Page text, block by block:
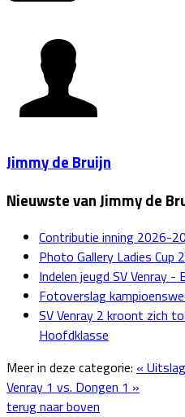
Jimmy de Bruijn
Nieuwste van Jimmy de
Contributie inning 2026-
Photo Gallery Ladies Cup
Indelen jeugd SV Venray
Fotoverslag
SV Venray 2 kroont zich
Hoofdklasse
Meer in deze categorie: «
Venray 1 vs. Dongen 1 »
terug naar boven